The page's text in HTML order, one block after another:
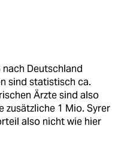
Deutschland
sind statistisch ca.
Ärzte sind also
1 Mio. Syrer
also nicht wie hier